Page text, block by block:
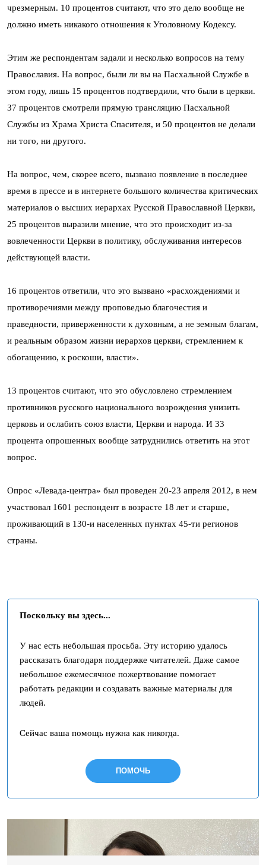
чрезмерным. 10 процентов считают, что это дело вообще не
должно иметь никакого отношения к Уголовному Кодексу.
Этим же респондентам задали и несколько вопросов на тему
Православия. На вопрос, были ли вы на Пасхальной Службе в
этом году, лишь 15 процентов подтвердили, что были в церкви.
37 процентов смотрели прямую трансляцию Пасхальной
Службы из Храма Христа Спасителя, и 50 процентов не делали
ни того, ни другого.
На вопрос, чем, скорее всего, вызвано появление в последнее
время в прессе и в интернете большого количества критических
материалов о высших иерархах Русской Православной Церкви,
25 процентов выразили мнение, что это происходит из-за
вовлеченности Церкви в политику, обслуживания интересов
действующей власти.
16 процентов ответили, что это вызвано «расхождениями и
противоречиями между проповедью благочестия и
праведности, приверженности к духовным, а не земным благам,
и реальным образом жизни иерархов церкви, стремлением к
обогащению, к роскоши, власти».
13 процентов считают, что это обусловлено стремлением
противников русского национального возрождения унизить
церковь и ослабить союз власти, Церкви и народа. И 33
процента опрошенных вообще затруднились ответить на этот
вопрос.
Опрос «Левада-центра» был проведен 20-23 апреля 2012, в нем
участвовал 1601 респондент в возрасте 18 лет и старше,
проживающий в 130-и населенных пунктах 45-ти регионов
страны.
Поскольку вы здесь...
У нас есть небольшая просьба. Эту историю удалось
рассказать благодаря поддержке читателей. Даже самое
небольшое ежемесячное пожертвование помогает
работать редакции и создавать важные материалы для
людей.
Сейчас ваша помощь нужна как никогда.
ПОМОЧЬ